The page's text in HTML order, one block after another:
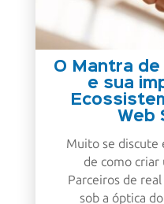
O Mantra de
e sua
Web
Muito se discute
de como criar
Parceiros de
sob a óptica